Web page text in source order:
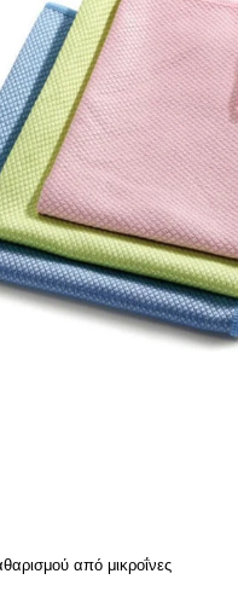
από μικροΐνες